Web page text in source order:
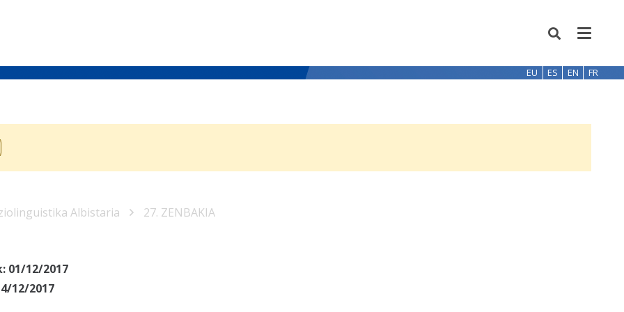
EU ES EN FR
Albistaria 27. ZENBAKIA
01/12/2017
12/2017